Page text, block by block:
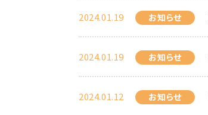
2024.01.19 お知らせ
2024.01.19 お知らせ
2024.01.12 お知らせ